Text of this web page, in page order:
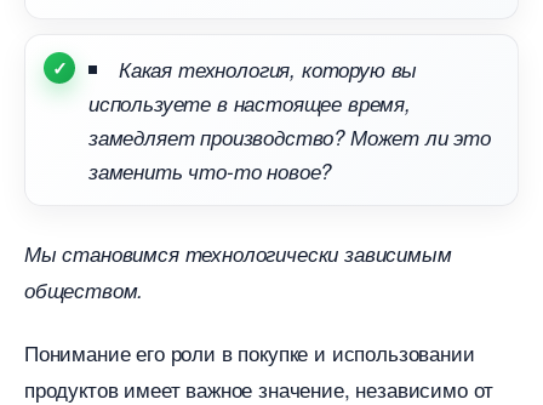
Какая технология, которую вы
используете в настоящее время,
замедляет производство? Может ли это
заменить что-то новое?
Мы становимся технологически зависимым
обществом.
Понимание его роли в покупке и использовании
продуктов имеет важное значение, независимо от